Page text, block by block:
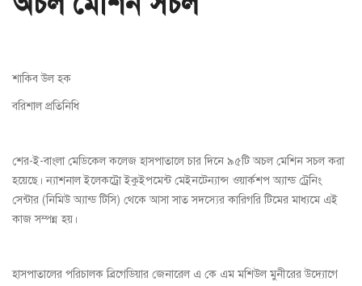
শাকিব উল হক
বরিশাল প্রতিনিধি
শের-ই-বাংলা মেডিকেল কলেজ হাসপাতালে চার দিনে ৯৫টি অচল মেশিন সচল করা
হয়েছে। ন্যাশনাল ইলেকট্রো ইকুইপমেন্ট মেইনটেন্যান্স ওয়ার্কশপ অ্যান্ড ট্রেনিং
সেন্টার (নিমিউ অ্যান্ড টিসি) থেকে আসা সাত সদস্যের কারিগরি টিমের মাধ্যমে এই
কাজ সম্পন্ন হয়।
হাসপাতালের পরিচালক ব্রিগেডিয়ার জেনারেল এ কে এম মশিউল মুনীরের উদ্যোগে